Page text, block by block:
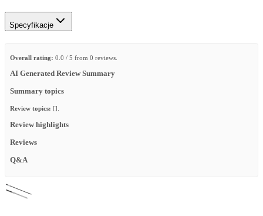
Specyfikacje
Overall rating: 0.0 / 5 from 0 reviews.
AI Generated Review Summary
Summary topics
Review topics: [].
Review highlights
Reviews
Q&A